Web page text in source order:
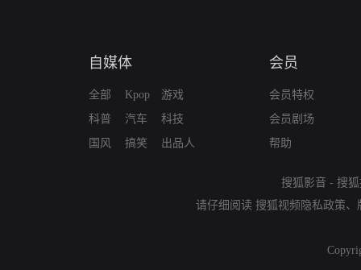
自媒体
全部
科普
国风
Kpop
汽车
搞笑
游戏
科技
出品人
会员
会员特权
会员剧场
帮助
搜狐影音 - 搜
请仔细阅读 搜狐视频隐私政策、